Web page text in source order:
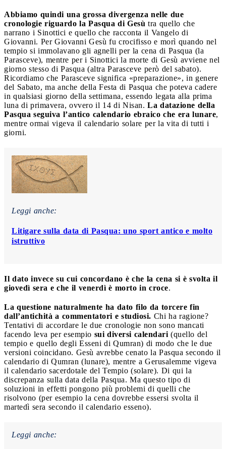
Abbiamo quindi una grossa divergenza nelle due
cronologie riguardo la Pasqua di Gesù tra quello che
narrano i Sinottici e quello che racconta il Vangelo di
Giovanni. Per Giovanni Gesù fu crocifisso e morì quando nel
tempio si immolavano gli agnelli per la cena di Pasqua (la
Parasceve), mentre per i Sinottici la morte di Gesù avviene nel
giorno stesso di Pasqua (altra Parasceve però del sabato).
Ricordiamo che Parasceve significa «preparazione», in genere
del Sabato, ma anche della Festa di Pasqua che poteva cadere
in qualsiasi giorno della settimana, essendo legata alla prima
luna di primavera, ovvero il 14 di Nisan. La datazione della
Pasqua seguiva l’antico calendario ebraico che era lunare,
mentre ormai vigeva il calendario solare per la vita di tutti i
giorni.
Leggi anche:
Litigare sulla data di Pasqua: uno sport antico e molto
istruttivo
Il dato invece su cui concordano è che la cena si è svolta il
giovedì sera e che il venerdì è morto in croce.
La questione naturalmente ha dato filo da torcere fin
dall’antichità a commentatori e studiosi. Chi ha ragione?
Tentativi di accordare le due cronologie non sono mancati
facendo leva per esempio sui diversi calendari (quello del
tempio e quello degli Esseni di Qumran) di modo che le due
versioni coincidano. Gesù avrebbe cenato la Pasqua secondo il
calendario di Qumran (lunare), mentre a Gerusalemme vigeva
il calendario sacerdotale del Tempio (solare). Di qui la
discrepanza sulla data della Pasqua. Ma questo tipo di
soluzioni in effetti pongono più problemi di quelli che
risolvono (per esempio la cena dovrebbe essersi svolta il
martedì sera secondo il calendario esseno).
Leggi anche: